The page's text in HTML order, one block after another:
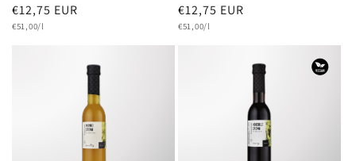
Normaler
Preis
€12,75 EUR
Grundpreis
€51,00/l
Normaler
Preis
€12,75 EUR
Grundpreis
€51,00/l